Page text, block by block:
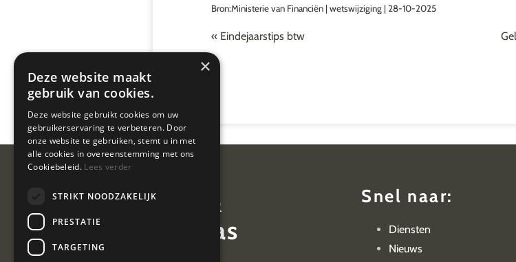
Bron:Ministerie van Financiën | wetswijziging | 28-10-2025
« Eindejaarstips btw
Van Geel &
van der Plas
Snel naar:
Diensten
Nieuws
×
Deze website maakt
gebruik van cookies.
Deze website gebruikt cookies om uw
gebruikerservaring te verbeteren. Door
onze website te gebruiken, stemt u in met
alle cookies in overeenstemming met ons
Cookiebeleid. Lees verder
STRIKT NOODZAKELIJK
PRESTATIE
TARGETING